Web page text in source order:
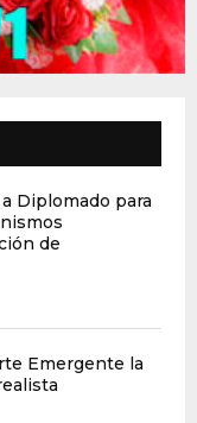
Diplomado para
de
Emergente la